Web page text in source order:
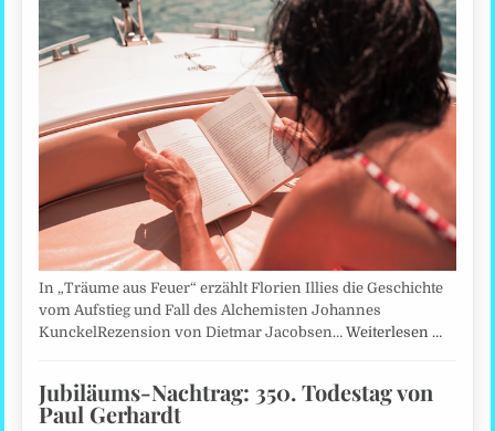
In „Träume aus Feuer“ erzählt Florien Illies die Geschichte
vom Aufstieg und Fall des Alchemisten Johannes
KunckelRezension von Dietmar Jacobsen…Weiterlesen …
Jubiläums-Nachtrag: 350. Todestag von
Paul Gerhardt